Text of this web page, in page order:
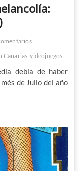
Canarias videojuegos
debía de haber
de Julio del año